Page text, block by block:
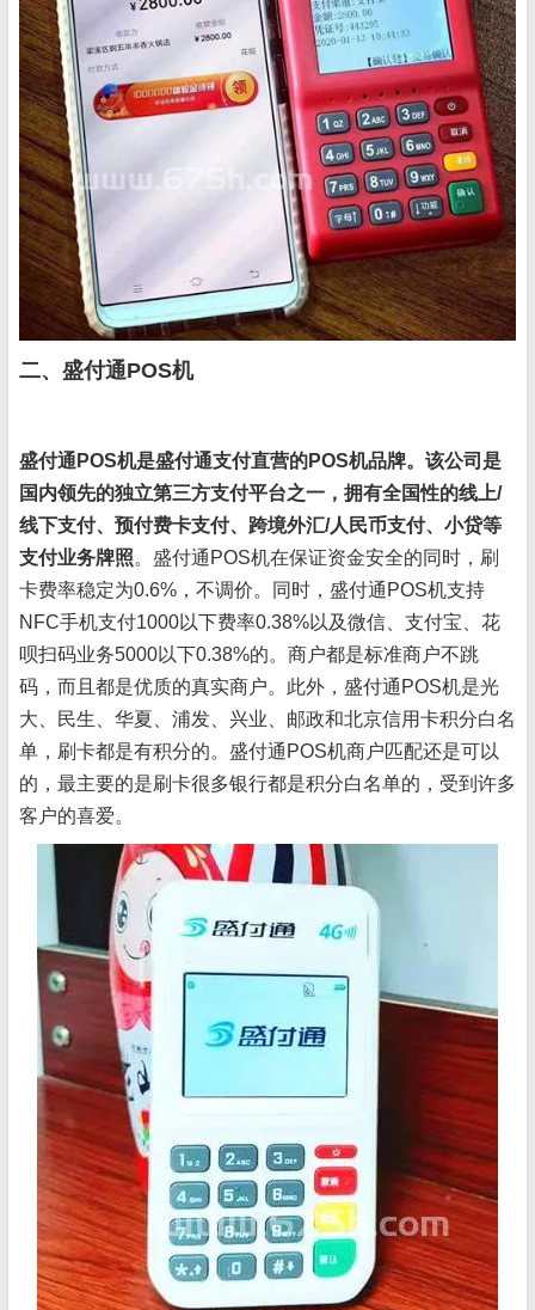
二、盛付通POS机
盛付通POS机是盛付通支付直营的POS机品牌。该公司是
国内领先的独立第三方支付平台之一，拥有全国性的线上/
线下支付、预付费卡支付、跨境外汇/人民币支付、小贷等
支付业务牌照。盛付通POS机在保证资金安全的同时，刷
卡费率稳定为0.6%，不调价。同时，盛付通POS机支持
NFC手机支付1000以下费率0.38%以及微信、支付宝、花
呗扫码业务5000以下0.38%的。商户都是标准商户不跳
码，而且都是优质的真实商户。此外，盛付通POS机是光
大、民生、华夏、浦发、兴业、邮政和北京信用卡积分白名
单，刷卡都是有积分的。盛付通POS机商户匹配还是可以
的，最主要的是刷卡很多银行都是积分白名单的，受到许多
客户的喜爱。